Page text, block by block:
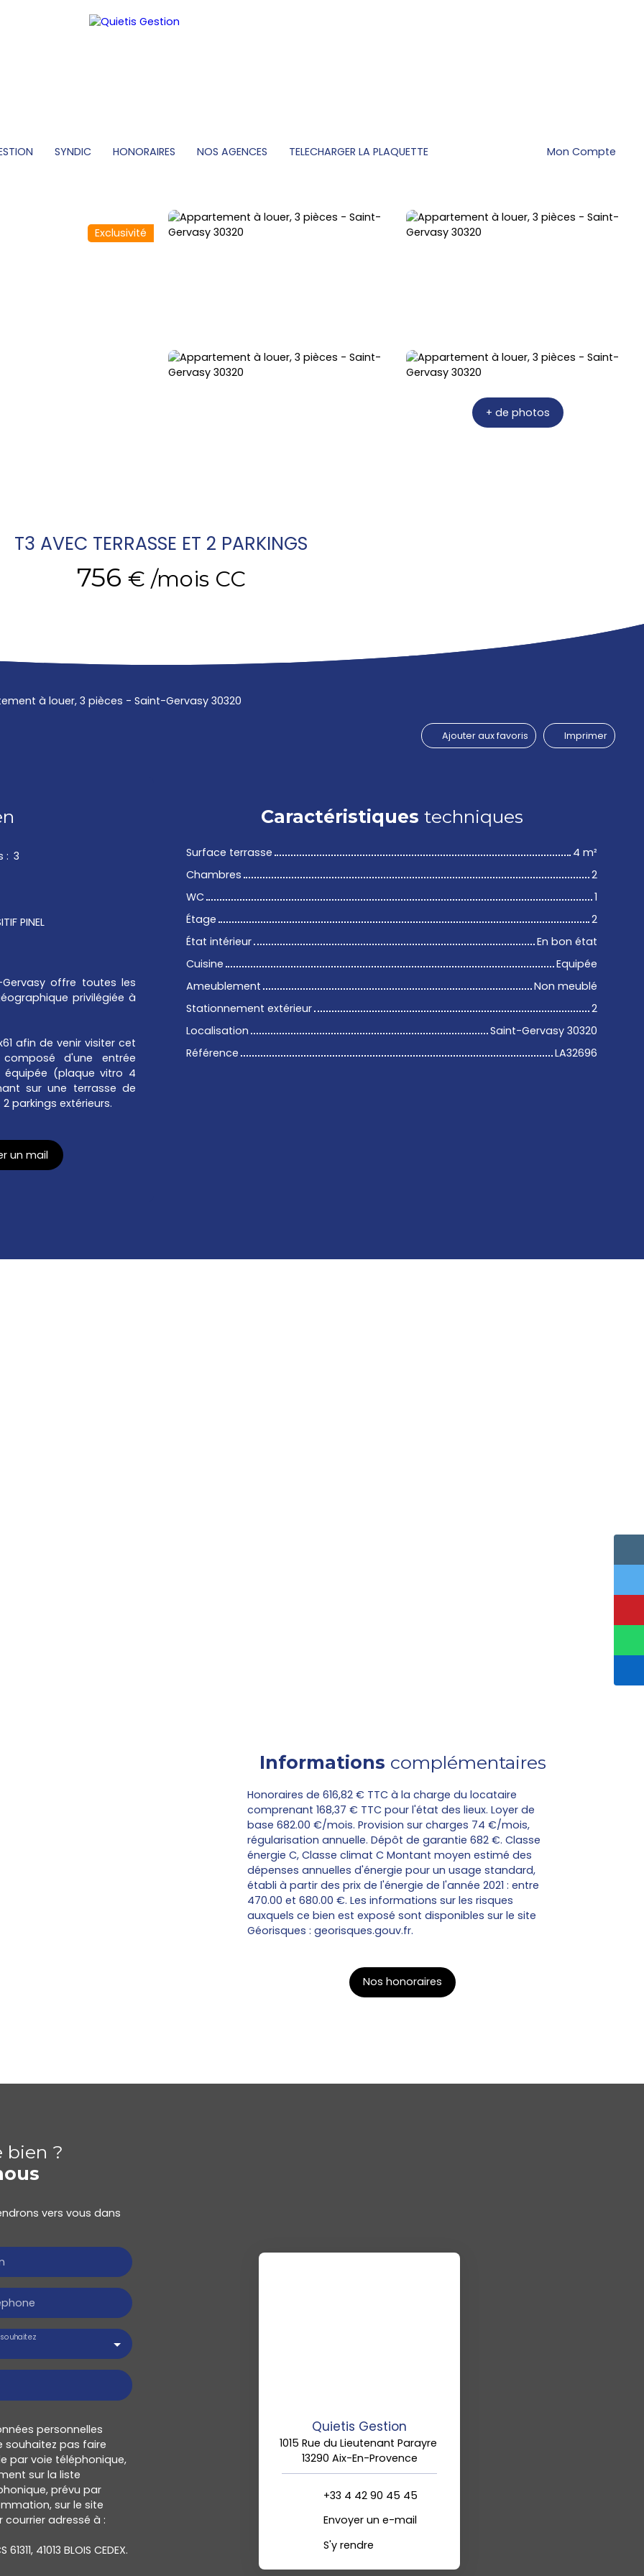
SYNDIC HONORAIRES NOS AGENCES TELECHARGER LA PLAQUETTE Mon Compte
Exclusivité
+ de photos
T3 AVEC TERRASSE ET 2 PARKINGS
756 € /mois CC
à louer, 3 pièces - Saint-Gervasy 30320
Ajouter aux favoris Imprimer
: 3
PINEL
offre toutes les
privilégiée à
afin de venir visiter cet
d'une entrée
équipée (plaque vitro 4
sur une terrasse de
parkings extérieurs.
un mail
Caractéristiques techniques
Surface terrasse 4 m²
Chambres
2
WC
1
Étage
2
État intérieur
En bon état
Cuisine
Equipée
Ameublement
Non meublé
Stationnement extérieur
2
Localisation
Saint-Gervasy 30320
Référence
LA32696
Informations complémentaires
Honoraires de 616,82 € TTC à la charge du locataire
comprenant 168,37 € TTC pour l'état des lieux. Loyer de
base 682.00 €/mois. Provision sur charges 74 €/mois,
régularisation annuelle. Dépôt de garantie 682 €. Classe
énergie C, Classe climat C Montant moyen estimé des
dépenses annuelles d'énergie pour un usage standard,
établi à partir des prix de l'énergie de l'année 2021 : entre
470.00 et 680.00 €. Les informations sur les risques
auxquels ce bien est exposé sont disponibles sur le site
Géorisques : georisques.gouv.fr.
Nos honoraires
bien ?
vers vous dans
personnelles
souhaitez pas faire
par voie téléphonique,
sur la liste
prévu par
sur le site
adressé à :
41013 BLOIS CEDEX.
Quietis Gestion
1015 Rue du Lieutenant Parayre
13290 Aix-En-Provence
+33 4 42 90 45 45
Envoyer un e-mail
S'y rendre